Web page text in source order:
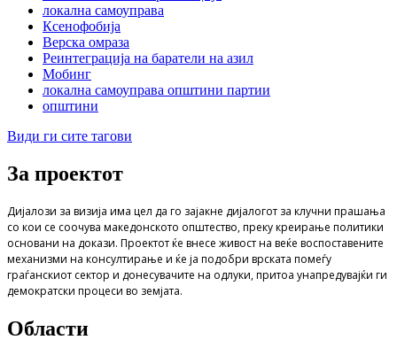
локална самоуправа
Ксенофобија
Верска омраза
Реинтеграција на баратели на азил
Мобинг
локална самоуправа општини партии
општини
Види ги сите тагови
За проектот
Дијалози за визија има цел да го зајакне дијалогот за клучни прашања
со кои се соочува македонското општество, преку креирање политики
основани на докази. Проектот ќе внесе живост на веќе воспоставените
механизми на консултирање и ќе ја подобри врската помеѓу
граѓанскиот сектор и донесувачите на одлуки, притоа унапредувајќи ги
демократски процеси во земјата.
Области